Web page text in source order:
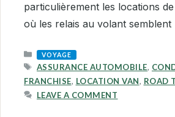
particulièrement les locations
où les relais au volant semblent
CATEGORIES
VOYAGE
TAGS
ASSURANCE AUTOMOBILE,
FRANCHISE, LOCATION VAN, ROAD
LEAVE A COMMENT